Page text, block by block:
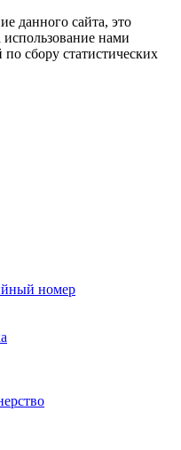
данного сайта, это
использование нами
сбору статистических
номер